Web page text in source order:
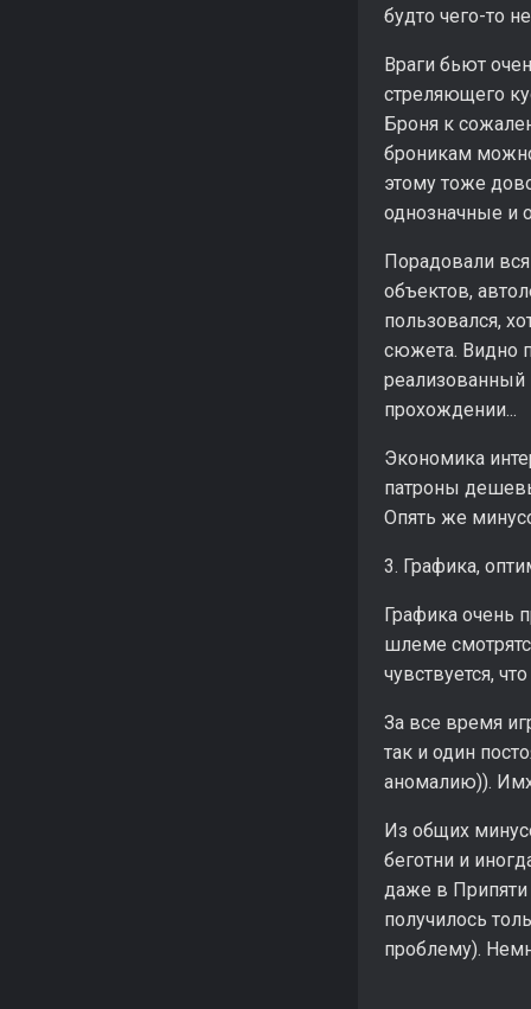
будто чего-то
Враги бьют
стреляющего
Броня к
броникам
этому тоже
однозначные и
Порадовали
объектов,
пользовался,
сюжета. Видно
реализованный
прохождении...
Экономика
патроны
Опять же
3. Графика,
Графика очень
шлеме
чувствуется,
За все время
так и один
аномалию)).
Из общих
беготни и
даже в Припяти
получилось
проблему).